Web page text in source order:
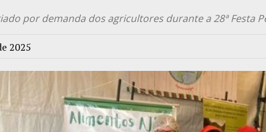
por demanda dos agricultores durante a 28ª Festa
2025